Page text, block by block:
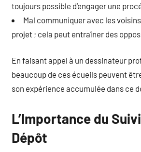
toujours possible d’engager une
Mal communiquer avec les
projet ; cela peut entraîner des
En faisant appel à un dessinateur
beaucoup de ces écueils peuvent
son expérience accumulée dans ce
L’Importance du
Dépôt